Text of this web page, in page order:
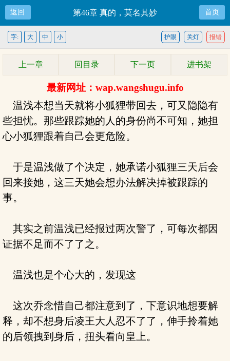
返回 第46章 真的，莫名其妙 首页
报错
关灯
护眼
字: 大 中 小
上一章 回目录 下一页 进书架
最新网址：wap.wangshugu.info
温浅本想当天就将小狐狸带回去，可又隐隐有
些担忧。那些跟踪她的人的身份尚不可知，她担
心小狐狸跟着自己会更危险。
于是温浅做了个决定，她承诺小狐狸三天后会
回来接她，这三天她会想办法解决掉被跟踪的
事。
其实之前温浅已经报过两次警了，可每次都因
证据不足而不了了之。
温浅也是个心大的，发现这
这次乔念惜自己都注意到了，下意识地想要解
释，却不想身后凌王大人忍不了了，伸手拎着她
的后领拽到身后，扭头看向皇上。